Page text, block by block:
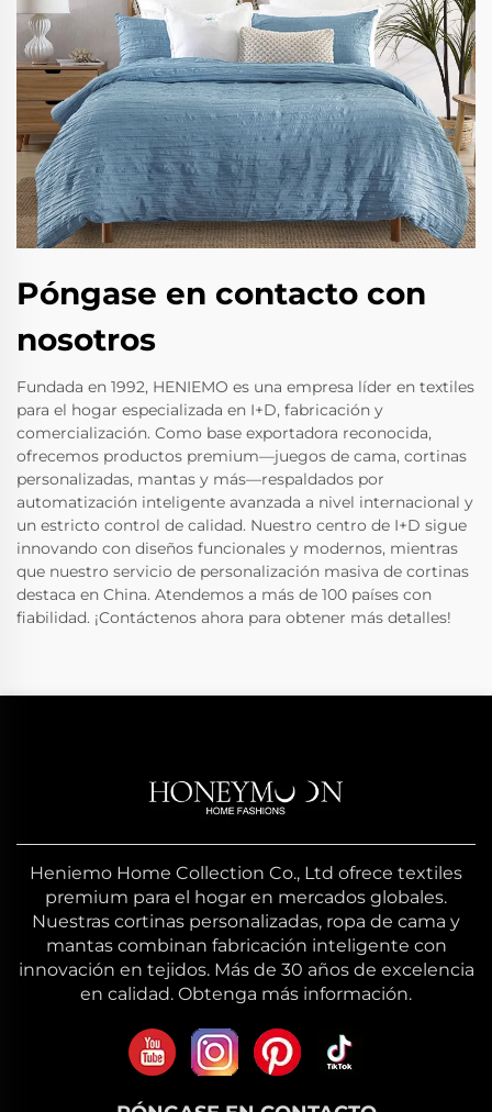
Póngase en contacto con
nosotros
Fundada en 1992, HENIEMO es una empresa líder en textiles
para el hogar especializada en I+D, fabricación y
comercialización. Como base exportadora reconocida,
ofrecemos productos premium—juegos de cama, cortinas
personalizadas, mantas y más—respaldados por
automatización inteligente avanzada a nivel internacional y
un estricto control de calidad. Nuestro centro de I+D sigue
innovando con diseños funcionales y modernos, mientras
que nuestro servicio de personalización masiva de cortinas
destaca en China. Atendemos a más de 100 países con
fiabilidad. ¡Contáctenos ahora para obtener más detalles!
Heniemo Home Collection Co., Ltd ofrece textiles
premium para el hogar en mercados globales.
Nuestras cortinas personalizadas, ropa de cama y
mantas combinan fabricación inteligente con
innovación en tejidos. Más de 30 años de excelencia
en calidad. Obtenga más información.